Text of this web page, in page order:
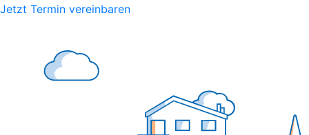
Jetzt Termin vereinbaren